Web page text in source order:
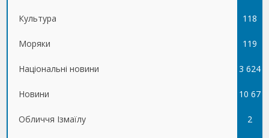
Культура 118
Моряки 119
Національні новини 3 624
Новини 10 67
5
Обличчя Ізмаїлу 2